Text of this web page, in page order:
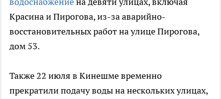
Красина и Пирогова, из-за аварийно-
восстановительных работ на улице Пирогова,
дом 53.
Также 22 июля в Кинешме временно
прекратили подачу воды на нескольких улицах,